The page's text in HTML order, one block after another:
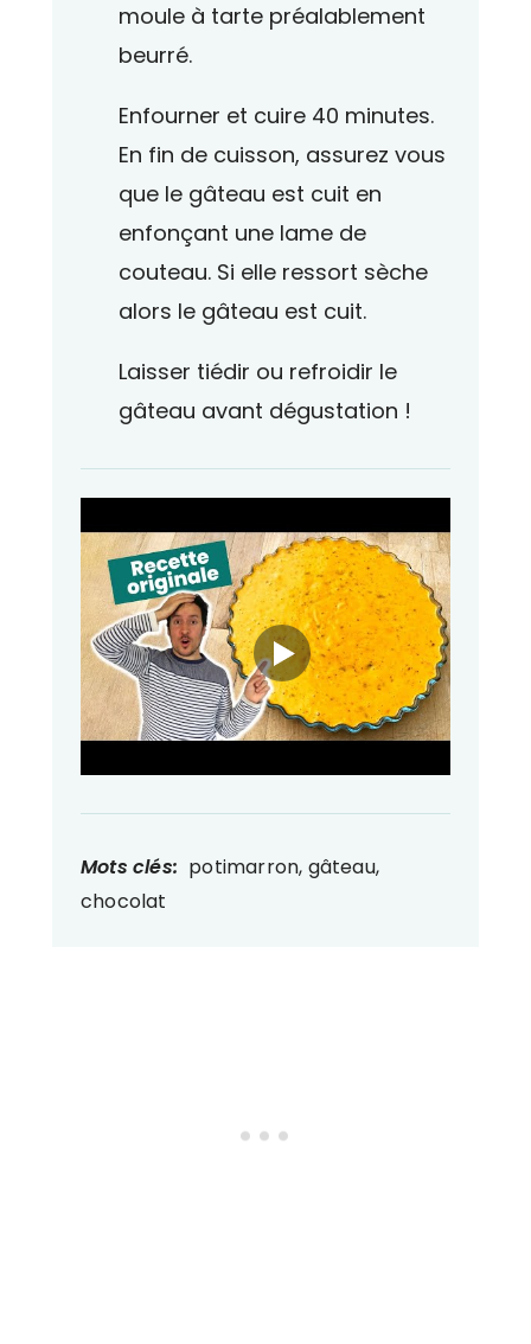
moule à tarte préalablement
beurré.
Enfourner et cuire 40 minutes.
En fin de cuisson, assurez vous
que le gâteau est cuit en
enfonçant une lame de
couteau. Si elle ressort sèche
alors le gâteau est cuit.
Laisser tiédir ou refroidir le
gâteau avant dégustation !
Mots clés: potimarron, gâteau,
chocolat